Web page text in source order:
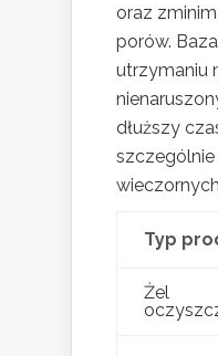
oraz
porów.
utrzymaniu
dłuższy
Typ
Żel